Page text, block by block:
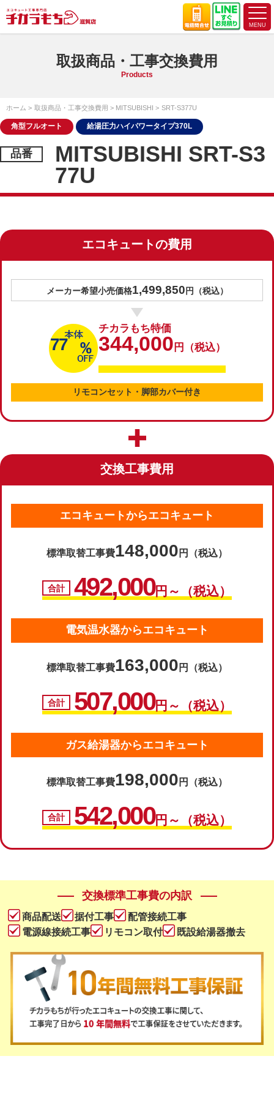
取扱商品・工事交換費用
Products
ホーム 取扱商品・工事交換費用 MITSUBISHI SRT-S377U
角型フルオート 給湯圧力ハイパワータイプ370L
MITSUBISHI SRT-S3
77U
エコキュートの費用
メーカー希望小売価格1,499,850 円（税込）
77
チカラもち特価
344,000 円（税込）
リモコンセット・脚部カバー付き
交換工事費用
エコキュートからエコキュート
標準取替工事費148,000 円（税込）
合計 492,000円～（税込）
電気温水器からエコキュート
標準取替工事費163,000 円（税込）
合計 507,000円～（税込）
ガス給湯器からエコキュート
標準取替工事費198,000 円（税込）
合計 542,000円～（税込）
交換標準工事費の内訳
商品配送 据付工事
配管接続工事
電源線接続工事
リモコン取付 既設給湯器撤去